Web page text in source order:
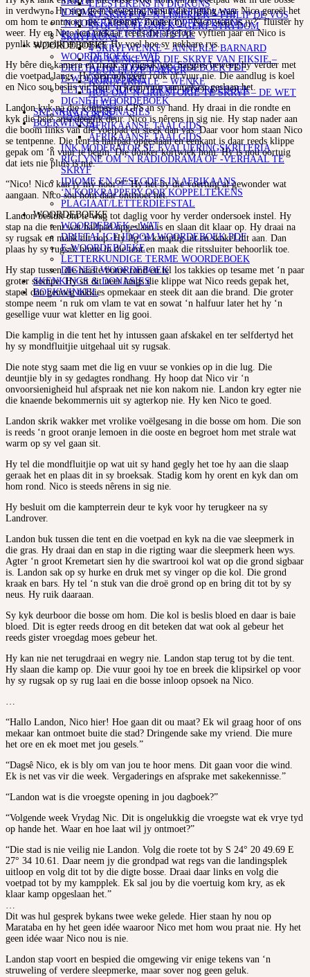
IDIOME EN GESEGDES IN AFRIKAANS
‘N KOPKRAPPERY OOR KOPPELTEKENS
PLAGIAAT/LETTERDIEFSTAL
WOORDEBOEKE
WOORDEBOEK – WAT
DRIETALIGE IDOOM WOORDEBOEK PDF
E-WOORDEBOEKE
LETTERKUNDIGE TERME WOORDEBOEK
DIGNET WOORDEBOEK
SKENKINGS & DONASIES
BOEKWINKEL
LEESTEKENS IN DIGKUNS
SO SKRYF JY ‘N LIMERICK – PHILIP DE VOS
STOF EN TEGNIEK – GERT STRYDOM
SKRYFKUNS
4 SKRYFWENKE – ANNERLE BARNARD
101 WENKE VIR DIE SKRYF VAN FIKSIE –
DEUR ELIZE PARKER
KORTVERHALE – WENKE
HOE OM ‘N GRILSTORIE TE SKRYF – DE WET
HUGO
TAALGIDSE
AFRIKAANSE TAALGIDS
AFRIKAANSE TAALGIDS
INK MODERATOR SE EVALUERINGSKRITERIA
RIGLYNE OM ‘N RADIODRAMA OF -VERHAAL TE
SKRYF
IDIOME EN GESEGDES IN AFRIKAANS
‘N KOPKRAPPERY OOR KOPPELTEKENS
PLAGIAAT/LETTERDIEFSTAL
WOORDEBOEKE
WOORDEBOEK – WAT
DRIETALIGE IDOOM WOORDEBOEK PDF
E-WOORDEBOEKE
LETTERKUNDIGE TERME WOORDEBOEK
DIGNET WOORDEBOEK
SKENKINGS & DONASIES
BOEKWINKEL
in verdwyn. Hy sien geen beweging vanuit die rigting waar Nico gereël het
om hom te ontmoet nie. “Vreemd” fluister hy. “Nico waar is jy?” fluister hy
weer. Hy en Nico ken mekaar reeds die afgelope vyftien jaar en Nico is
pynlik stiptelik en presies. Hy voel hoe sy nekhare rys.
Hy bêre die kamera en maak sy rugsak toe. Saggies beweeg hy verder met
die voetpad langs. Hy sien ook geen rook of vuur nie. Die aandlug is koel
en Nico sou beslis vir hom ‘n kampvuur aanmekaar geslaan het.
Landon kyk na die kompas en GPS in sy hand. Hy draai in die rondte en
kyk die hele area deeglik deur. Nico is nêrens in sig nie. Hy stap nader aan
die boom links van die voetpad en steek dan vas. Daar voor hom staan Nico
se tentpenne. Die tent is halfpad opgeslaan en eenkant is daar reeds klippe
gepak om ‘n vuur te begin. Die donker kortwiek hom. Hy is nou oortuig
dat iets nie pluis is nie.
“Nico! Nico kan jy my hoor?!” Hy het by die voertuig al gewonder wat
aangaan. Nico sou hom daar ontmoet het.
Landon besluit om te wag tot daglig voor hy verder ondersoek instel. Hy
stap na die tent wat halfpad opgeslaan is en slaan dit klaar op. Hy draai na
sy rugsak en maak dit oop. Hy lig ‘n kamplig uit en skakel dit aan. Dan
plaas hy sy rugsak binne in die tent en maak die ritssluiter behoorlik toe.
Hy stap tussen die naaste bome rond en tel los takkies op tesame met ‘n paar
groter stompe. Hy sit dit neer langs die klippe wat Nico reeds gepak het,
stapel dan genoeg takkies opmekaar en steek dit aan die brand. Die groter
stompe neem ‘n ruk om vlam te vat en sowat ‘n halfuur later het hy ‘n
gesellige vuur wat kletter en lig gooi.
Die kamplig in die tent het hy intussen gaan afskakel en ter selfdertyd het
hy sy mondfluitjie uitgehaal uit sy rugsak.
Die note styg saam met die lig en vuur se vonkies op in die lug. Die
deuntjie bly in sy gedagtes rondhang. Hy hoop dat Nico vir ‘n
onvoorsienigheid hul afspraak net nie kon nakom nie. Landon kry egter nie
die knaende bekommernis uit sy agterkop nie. Hy ken Nico te goed.
Landon skrik wakker met vrolike voëlgesang in die bosse om hom. Die son
is reeds ‘n groot oranje lemoen in die ooste en begroet hom met strale wat
warm op sy vel gaan sit.
Hy tel die mondfluitjie op wat uit sy hand gegly het toe hy aan die slaap
geraak het en plaas dit in sy broeksak. Stadig kom hy orent en kyk dan om
hom rond. Nico is steeds nêrens in sig nie.
Hy besluit om die kampterrein deur te kyk voor hy terugkeer na sy
Landrover.
Landon buk tussen die tent en die voetpad en kyk na die vae sleepmerk in
die gras. Hy draai dan en stap in die rigting waar die sleepmerk heen wys.
Agter ‘n groot Kremetart sien hy die swartrooi kol wat op die grond sigbaar
is. Landon sak op sy hurke en druk met sy vinger op die kol. Die grond
kraak en bars. Hy tel ‘n stuk van die droë grond op en bring dit tot by sy
neus. Hy ruik daaraan.
Sy kyk deurboor die bosse om hom. Die kol is beslis bloed en daar is baie
bloed. Dit is egter reeds droog en dit beteken dat wat ook al gebeur het
reeds gister vroegdag moes gebeur het.
Hy kan nie net terugdraai en wegry nie. Landon stap terug tot by die tent.
Hy slaan die kamp op. Die vuur gooi hy toe en breek die klipsirkel op voor
hy sy rugsak op sy rug laai en die bosse inloop opsoek na Nico.
…
“Hallo Landon, Nico hier! Hoe gaan dit ou maat? Ek wil graag hoor of ons
mekaar kan ontmoet buite die stad? Dringende sake my vriend. Die mure
het ore en ek moet met jou gesels.”
“Dagsê Nico, ek is bly om van jou te hoor mens. Dit gaan voor die wind.
Ek is net vas vir die week. Vergaderings en afsprake met sakekennisse.”
“Landon wat is die vroegste opening in jou dagboek?”
“Volgende week Vrydag Nic. Dit is ongelukkig die vroegste wat ek vrye tyd
op hande het. Waar en hoe laat wil jy ontmoet?”
“Die stad is nie veilig nie Landon. Volg die roete tot by S 24° 20 49.69 E
27° 34 10.61. Daar neem jy die grondpad wat regs van die landingsplek
uitloop en volg dit tot by die digte bosse. Draai daar links en volg die
voetpad tot by my kampplek. Ek sal jou by die voertuig kom kry, as ek
klaar kamp opgeslaan het.”
…
Dit was hul gesprek bykans twee weke gelede. Hier staan hy nou op
Marataba en hy het geen idée waaroor Nico met hom wou praat nie. Hy het
geen idée waar Nico nou is nie.
Landon stap voort en bespied die omgewing vir enige tekens van ‘n
struweling of verdere sleepmerke, maar sover nog geen geluk.